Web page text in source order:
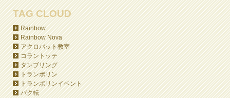
TAG CLOUD
Rainbow
Rainbow Nova
アクロバット教室
コラントッテ
タンブリング
トランポリン
トランポリンイベント
バク転